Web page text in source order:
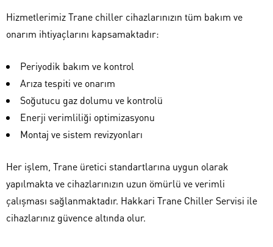
Hizmetlerimiz Trane chiller cihazlarınızın tüm bakım ve
onarım ihtiyaçlarını kapsamaktadır:
Periyodik bakım ve kontrol
Arıza tespiti ve onarım
Soğutucu gaz dolumu ve kontrolü
Enerji verimliliği optimizasyonu
Montaj ve sistem revizyonları
Her işlem, Trane üretici standartlarına uygun olarak
yapılmakta ve cihazlarınızın uzun ömürlü ve verimli
çalışması sağlanmaktadır. Hakkari Trane Chiller Servisi ile
cihazlarınız güvence altında olur.